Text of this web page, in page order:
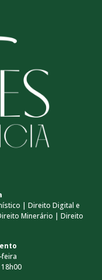
| Direito Digital e
Minerário | Direito
feira